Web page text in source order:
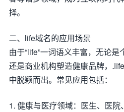
择。
二、life域名的应用场景
由于“life”一词语义丰富，无论是
还是商业机构塑造健康品牌，
中脱颖而出。常见应用包括：
1. 健康与医疗领域：医生、医